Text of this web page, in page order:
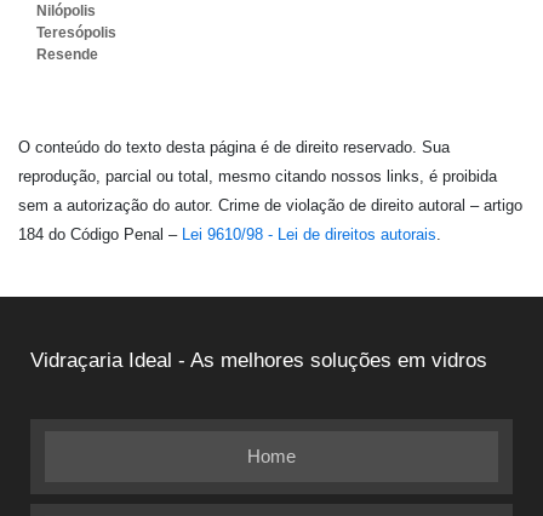
Nilópolis
Teresópolis
Resende
O conteúdo do texto desta página é de direito reservado. Sua
reprodução, parcial ou total, mesmo citando nossos links, é proibida
sem a autorização do autor. Crime de violação de direito autoral – artigo
184 do Código Penal – Lei 9610/98 - Lei de direitos autorais.
Vidraçaria Ideal - As melhores soluções em vidros
Home